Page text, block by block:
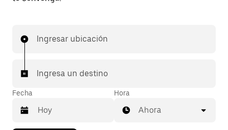
Ingresar ubicación
Ingresa un destino
Fecha Hora
Ahora